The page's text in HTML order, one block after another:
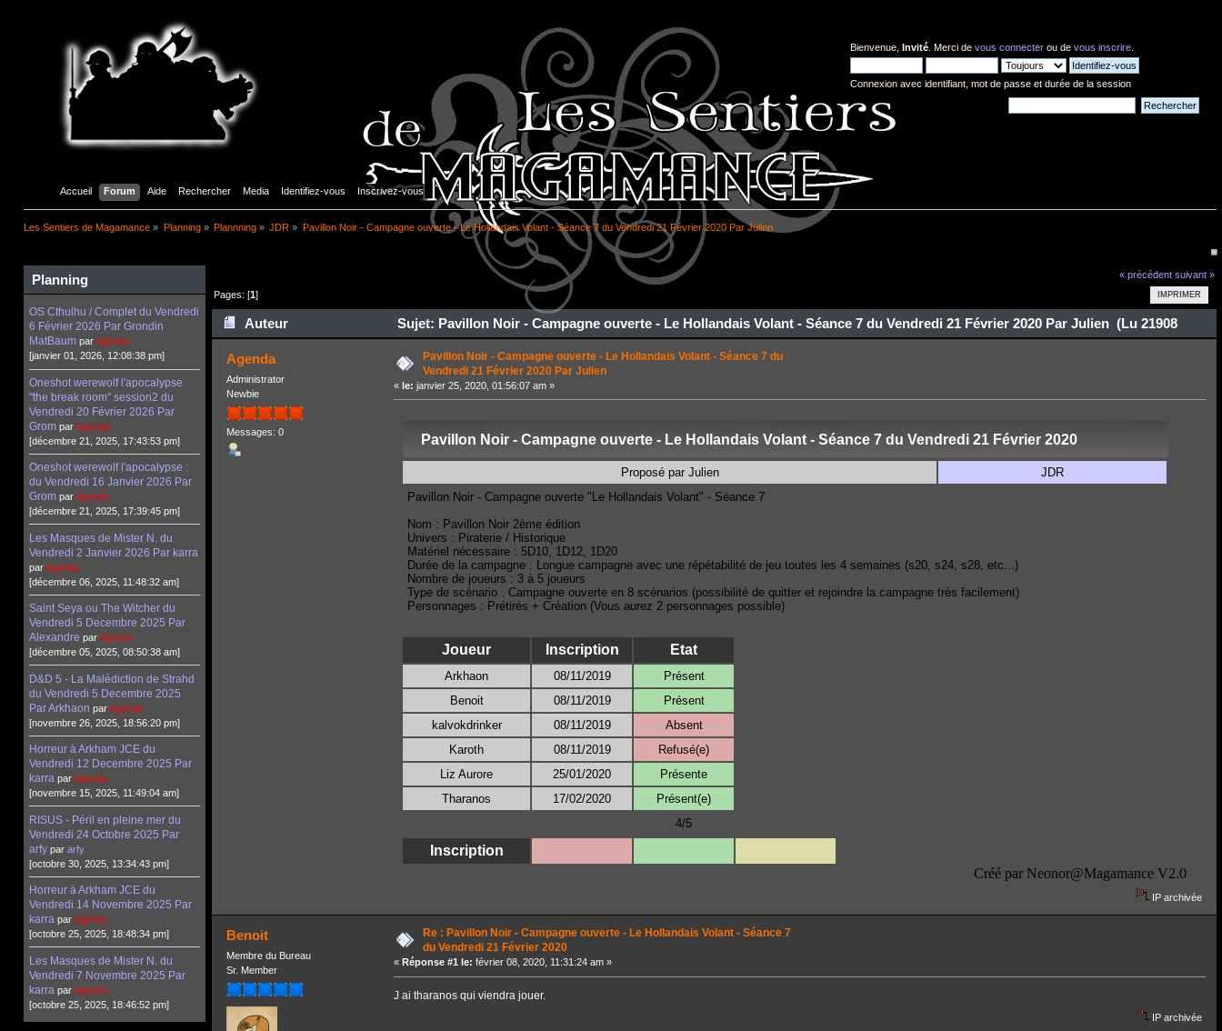
Bienvenue, Invité. Merci de vous connecterou de vous inscrire.
Connexion avec identifiant, mot de passe et durée de la session
Accueil Forum Aide Rechercher Media Identifiez-vous Inscrivez-vous
Les Sentiers de Magamance » Planning» Plannning» JDR » Pavillon Noir - Campagne ouverte - Le Hollandais Volant - Séance 7 du Vendredi 21 Février 2020 Par Julien
Planning
OS Cthulhu / Complet du Vendredi
6 Février 2026 Par Grondin
MatBaum parAgenda
[janvier 01, 2026, 12:08:38 pm]
Oneshot werewolf l'apocalypse
"the break room" session2 du
Vendredi 20 Février 2026 Par
Grom parAgenda
[décembre 21, 2025, 17:43:53 pm]
Oneshot werewolf l'apocalypse :
du Vendredi 16 Janvier 2026 Par
Grom parAgenda
[décembre 21, 2025, 17:39:45 pm]
Les Masques de Mister N. du
Vendredi 2 Janvier 2026 Par karra
parAgenda
[décembre 06, 2025, 11:48:32 am]
Saint Seya ou The Witcher du
Vendredi 5 Decembre 2025 Par
Alexandre parAgenda
[décembre 05, 2025, 08:50:38 am]
D&D 5 - La Malédiction de Strahd
du Vendredi 5 Decembre 2025
Par Arkhaon parAgenda
[novembre 26, 2025, 18:56:20 pm]
Horreur à Arkham JCE du
Vendredi 12 Decembre 2025 Par
karra parAgenda
[novembre 15, 2025, 11:49:04 am]
RISUS - Péril en pleine mer du
Vendredi 24 Octobre 2025 Par
arfy pararfy
[octobre 30, 2025, 13:34:43 pm]
Horreur à Arkham JCE du
Vendredi 14 Novembre 2025 Par
karra parAgenda
[octobre 25, 2025, 18:48:34 pm]
Les Masques de Mister N. du
Vendredi 7 Novembre 2025 Par
karra parAgenda
[octobre 25, 2025, 18:46:52 pm]
« précédent suivant »
IMPRIMER
Pages: [1]
Auteur
Sujet: Pavillon Noir - Campagne ouverte - Le Hollandais Volant - Séance 7 du Vendredi 21 Février 2020 Par Julien (Lu 21908
fois)
Agenda
Administrator
Newbie
Messages: 0
Pavillon Noir - Campagne ouverte - Le Hollandais Volant - Séance 7 du
Vendredi 21 Février 2020 Par Julien
« le: janvier 25, 2020, 01:56:07 am »
IP archivée
Benoit
Membre du Bureau
Sr. Member
Re : Pavillon Noir - Campagne ouverte - Le Hollandais Volant - Séance 7
du Vendredi 21 Février 2020
« Réponse #1 le: février 08, 2020, 11:31:24 am »
J ai tharanos qui viendra jouer.
IP archivée